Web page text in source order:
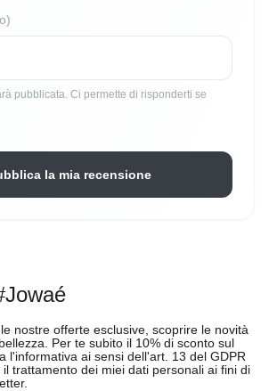
pubblicata. Ci permette di risponderti se
la mia recensione
nostre offerte esclusive, scoprire le novità
Per te subito il 10% di sconto sul
l'informativa ai sensi dell'art. 13 del GDPR
trattamento dei miei dati personali ai fini di